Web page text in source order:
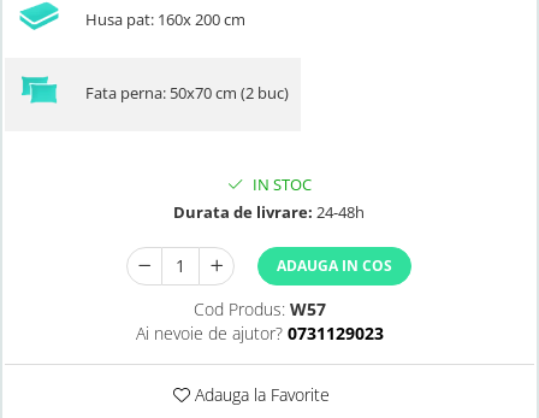
Husa pat: 160x 200 cm
Fata perna: 50x70 cm (2 buc)
IN STOC
Durata de livrare: 24-48h
ADAUGA IN COS
Cod Produs: W57
Ai nevoie de ajutor? 0731129023
Adauga la Favorite